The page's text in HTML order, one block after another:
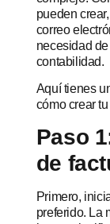
pueden
correo
necesidad
contabilidad.
Aquí tienes
cómo crear
Paso
de
Primero,
preferido. La